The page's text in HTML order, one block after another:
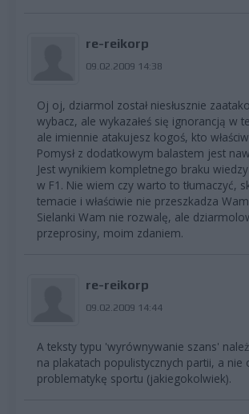
re-reikorp
09.02.2009 14:38
Oj oj, dziarmol został niesłusznie
wybacz, ale wykazałeś się ignorancją w
ale imiennie atakujesz kogoś, kto
Pomysł z dodatkowym balastem jest
Jest wynikiem kompletnego braku
w F1. Nie wiem czy warto to tłumaczyć,
temacie i właściwie nie przeszkadza
Sielanki Wam nie rozwalę, ale
przeprosiny, moim zdaniem.
re-reikorp
09.02.2009 14:44
A teksty typu 'wyrównywanie szans'
na plakatach populistycznych partii, a nie
problematykę sportu (jakiegokolwiek).